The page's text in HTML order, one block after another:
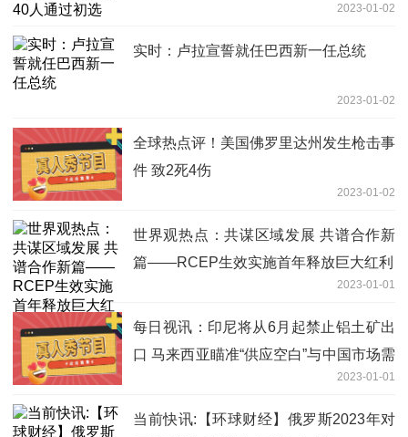
2023-01-02
实时：卢拉宣誓就任巴西新一任总统
2023-01-02
全球热点评！美国佛罗里达州发生枪击事
件 致2死4伤
2023-01-02
世界观热点：共谋区域发展 共谱合作新
篇——RCEP生效实施首年释放巨大红利
2023-01-01
每日视讯：印尼将从6月起禁止铝土矿出
口 马来西亚瞄准“供应空白”与中国市场需
2023-01-01
当前快讯:【环球财经】俄罗斯2023年对